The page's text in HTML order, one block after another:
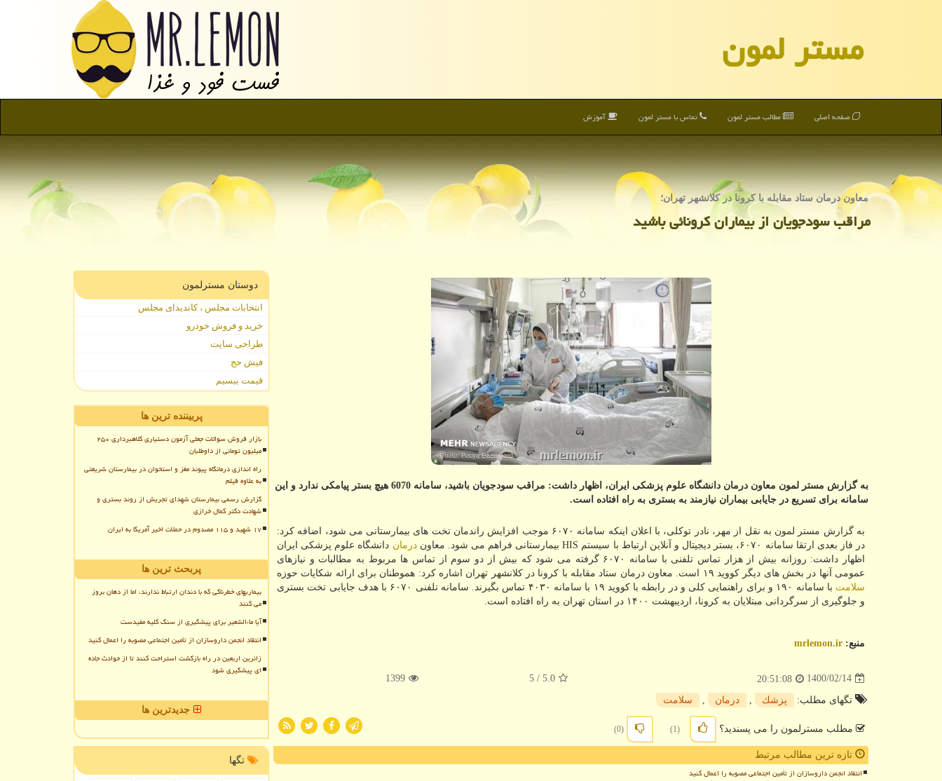
مستر لمون
صفحه اصلی مطالب مستر لمون تماس با مستر لمون آموزش
معاون درمان ستاد مقابله با كرونا در كلانشهر تهران؛
مراقب سودجویان از بیماران كرونائی باشید
به گزارش مستر لمون معاون درمان دانشگاه علوم پزشکی ایران، اظهار داشت: مراقب سودجویان باشید، سامانه 6070 هیچ بستر پیامکی ندارد و این
سامانه برای تسریع در جایابی بیماران نیازمند به بستری به راه افتاده است.
به گزارش مستر لمون به نقل از مهر، نادر توکلی، با اعلان اینکه سامانه ۶۰۷۰ موجب افزایش راندمان تخت های بیمارستانی می شود، اضافه کرد:
در فاز بعدی ارتقا سامانه ۶۰۷۰، بستر دیجیتال و آنلاین ارتباط با سیستم HIS بیمارستانی فراهم می شود. معاون
درمان دانشگاه علوم پزشکی ایران
اظهار داشت: روزانه بیش از هزار تماس تلفنی با سامانه ۶۰۷۰ گرفته می شود که بیش از دو سوم از تماس ها مربوط به مطالبات و نیازهای
عمومی آنها در بخش های دیگر کووید ۱۹ است. معاون درمان ستاد مقابله با کرونا در کلانشهر تهران اشاره کرد: هموطنان برای ارائه شکایات حوزه
سلامت
با سامانه ۱۹۰ و برای راهنمایی کلی و در رابطه با کووید ۱۹ با سامانه ۴۰۳۰ تماس بگیرند. سامانه تلفنی ۶۰۷۰ با هدف جایابی تخت بستری
و جلوگیری از سرگردانی مبتلایان به کرونا، اردیبهشت ۱۴۰۰ در استان تهران به راه افتاده است.
منبع: mrlemon.ir
1400/02/14
20:51:08
5.0
/ 5
1399
تگهای مطلب: پزشك درمان سلامت
مطلب مسترلمون را می پسندید؟ (1)
(0)
تازه ترین مطالب مرتبط
انتقاد انجمن داروسازان از تأمین اجتماعی مصوبه را اعمال کنید
دوستان مسترلمون
انتخابات مجلس ، کاندیدای مجلس
خرید و فروش خودرو
طراحی سایت
فیش حج
قیمت بیسیم
پربیننده ترین ها
بازار فروش سوالات جعلی آزمون دستیاری کلاهبرداری ۲۵۰
میلیون تومانی از داوطلبان
راه اندازی درمانگاه پیوند مغز و استخوان در بیمارستان شریعتی
به علاوه فیلم
گزارش رسمی بیمارستان شهدای تجریش از روند بستری و
شهادت دکتر کمال خرازی
۱۷ شهید و ۱۱۵ مصدوم در حملات اخیر آمریکا به ایران
پربحث ترین ها
بیماریهای خطرناکی که با دندان ارتباط ندارند، اما از دهان بروز
می کنند
آیا ماءالشعیر برای پیشگیری از سنگ کلیه مفیدست
انتقاد انجمن داروسازان از تأمین اجتماعی مصوبه را اعمال کنید
زائرین اربعین در راه بازگشت استراحت کنند تا از حوادث جاده
ای پیشگیری شود
جدیدترین ها
تگها